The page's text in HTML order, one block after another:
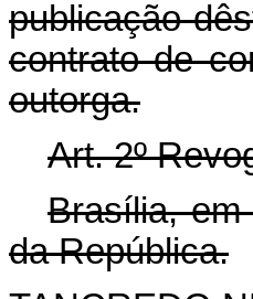
publicação
contrato de
outorga.
Art. 2º
Brasília, em
da República.